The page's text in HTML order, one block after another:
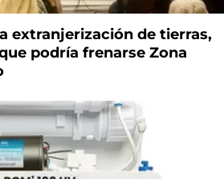
extranjerización de tierras,
podría frenarse Zona